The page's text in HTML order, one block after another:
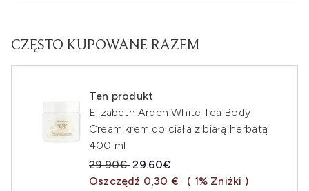
CZĘSTO KUPOWANE RAZEM
Ten produkt
Elizabeth Arden White Tea Body
Cream krem do ciała z białą herbatą
400 ml
Sugerowana cena detaliczna:
29.90€Aktualna cena:
29.60€
Oszczędź 0,30 €
( 1% Zniżki )